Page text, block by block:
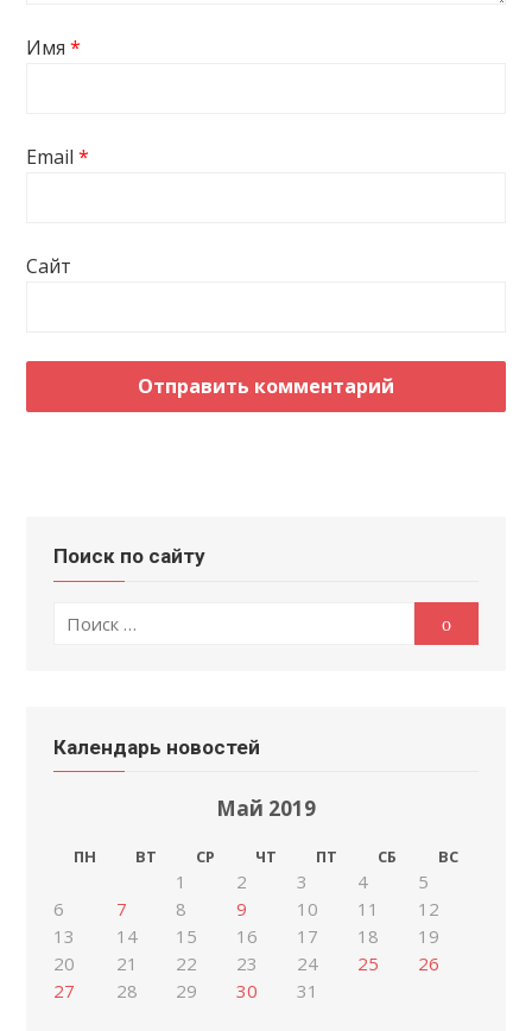
Имя*
Email*
Сайт
Поиск по сайту
по:
Календарь новостей
Май 2019
ПН ВТ СР ЧТ ПТ СБ ВС
1 2 3 4
5
6
7 8 9 10 11
12
13
14 15 16 17 18
19
20
21 22 23 24 25
26
27
28 29 30 31